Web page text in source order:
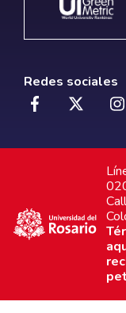
Redes sociales